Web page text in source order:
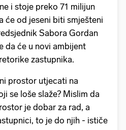
i stoje preko 71 milijun
će od jeseni biti smješteni
Sabora Gordan
da će u novi ambijent
zastupnika.
prostor utjecati na
se loše slaže? Mislim da
je dobar za rad, a
to je do njih - ističe